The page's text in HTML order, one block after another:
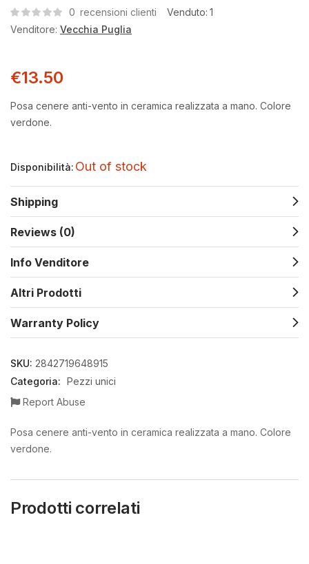
0 recensioni clienti Venduto: 1
Venditore: Vecchia Puglia
€13.50
Posa cenere anti-vento in ceramica realizzata a mano. Colore
verdone.
Disponibilità: Out of stock
Shipping
Reviews (0)
Info Venditore
Altri Prodotti
Warranty Policy
SKU: 2842719648915
Categoria: Pezzi unici
Report Abuse
Posa cenere anti-vento in ceramica realizzata a mano. Colore
verdone.
Prodotti correlati